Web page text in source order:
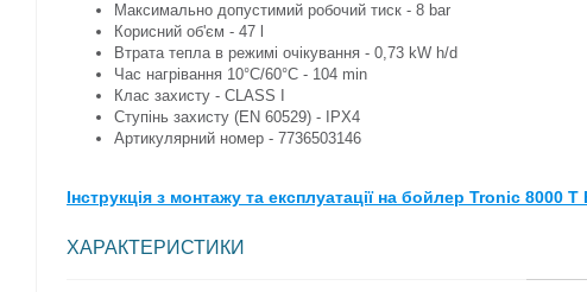
Максимально допустимий робочий тиск - 8 bar
Корисний об'єм - 47 l
Втрата тепла в режимі очікування - 0,73 kW h/d
Час нагрівання 10°C/60°C - 104 min
Клас захисту - CLASS I
Ступінь захисту (EN 60529) - IPX4
Артикулярний номер - 7736503146
Інструкція з монтажу та експлуатації на бойлер Tronic 8000 T
ХАРАКТЕРИСТИКИ